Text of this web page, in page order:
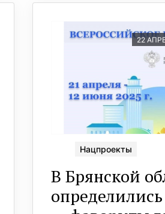
22
Нацпроекты
В Брянской